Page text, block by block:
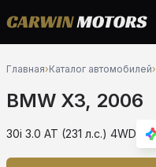
Главная›Каталог автомобилей›
BMW X3, 2006
30i 3.0 AT (231 л.с.) 4WD